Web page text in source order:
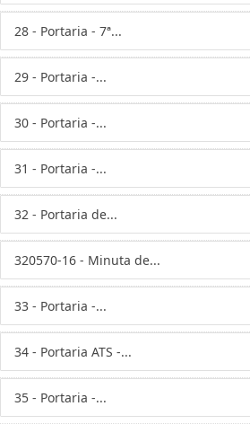
28 - Portaria - 7ª...
29 - Portaria -...
30 - Portaria -...
31 - Portaria -...
32 - Portaria de...
320570-16 - Minuta de...
33 - Portaria -...
34 - Portaria ATS -...
35 - Portaria -...